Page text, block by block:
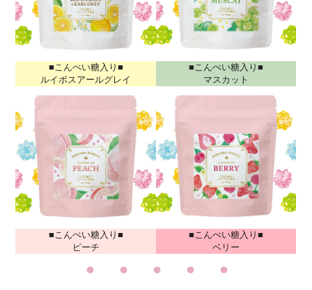
■こんぺい糖入り■
ルイボスアールグレイ
■こんぺい糖入り■
マスカット
■こんぺい糖入り■
ピーチ
■こんぺい糖入り■
ベリー
・・・・・